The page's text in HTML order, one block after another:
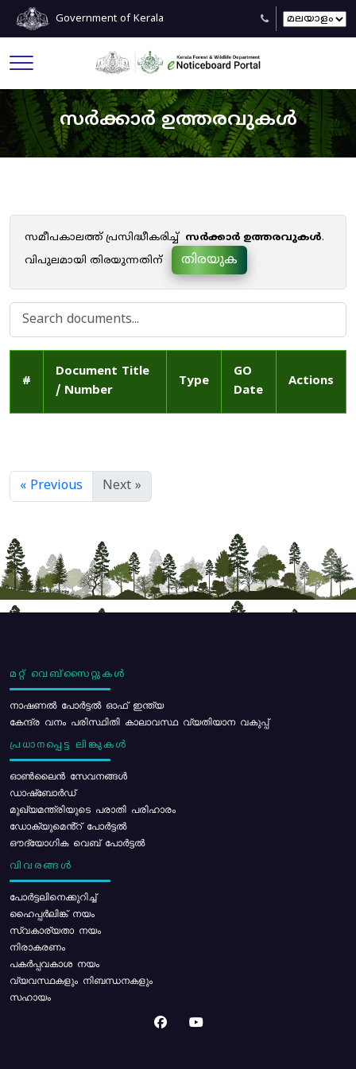
Government of Kerala
സർക്കാർ ഉത്തരവുകൾ
സമീപകാലത്ത് പ്രസിദ്ധീകരിച്ച് സർക്കാർ ഉത്തരവുകൾ.
വിപുലമായി തിരയുന്നതിന്
തിരയുക
#
Document Title
/ Number
Type
GO
Date
Actions
« Previous Next »
മറ്റ് വെബ്സൈറ്റുകൾ
നാഷണൽ പോർട്ടൽ ഓഫ് ഇന്ത്യ
കേന്ദ്ര വനം പരിസ്ഥിതി കാലാവസ്ഥ വ്യതിയാന വകുപ്പ്
പ്രധാനപ്പെട്ട ലിങ്കുകൾ
ഓൺലൈൻ സേവനങ്ങൾ
ഡാഷ്ബോർഡ്
മുഖ്യമന്ത്രിയുടെ പരാതി പരിഹാരം
ഡോക്യുമെൻ്റ് പോർട്ടൽ
ഔദ്യോഗിക വെബ് പോർട്ടൽ
വിവരങ്ങൾ
പോര്‍ട്ടലിനെക്കുറിച്ച്
ഹൈപ്പർലിങ്ക് നയം
സ്വകാര്യതാ നയം
നിരാകരണം
പകർപ്പവകാശ നയം
വ്യവസ്ഥകളും നിബന്ധനകളും
സഹായം